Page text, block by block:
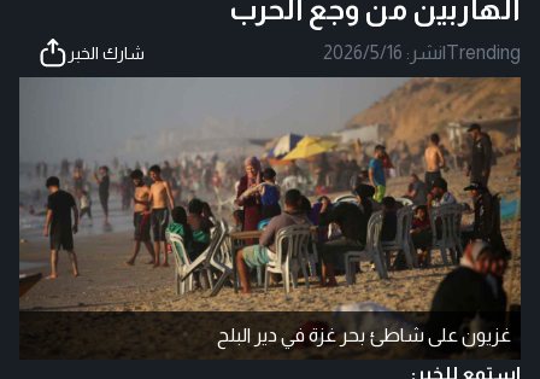
الهاربين من وجع الحرب
Trending
|نشر: 2026/5/16 شارك الخبر
غزيون على شاطئ بحر غزة في دير البلح
استمع للخبر: